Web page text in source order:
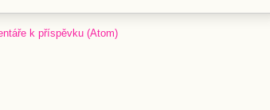
k příspěvku (Atom)